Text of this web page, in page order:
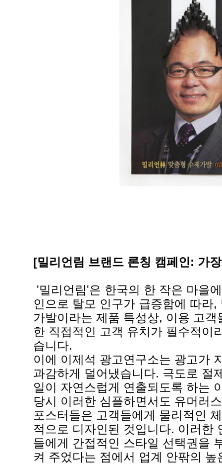
[밀리언림 브랜드 론칭 캠페인: 가
'밀리언림'은 한국의 한 작은 마을
인으로 탈모 인구가 급증함에 따라
가발이라는 제품 특성상, 이용 고
한 직접적인 고객 유치가 필수적이
습니다.
이에 이제석 광고연구소는 광고가
과감하게 덜어냈습니다. 극도로 절
일이 자연스럽게 연출되도록 하는
당시 이러한 심플하면서도 유머러
포스터들은 고객들에게 물리적인
적으로 디자인된 것입니다. 이러한
들에게 간접적인 스타일 선택권을
켜 주었다는 점에서 업계 안팎의